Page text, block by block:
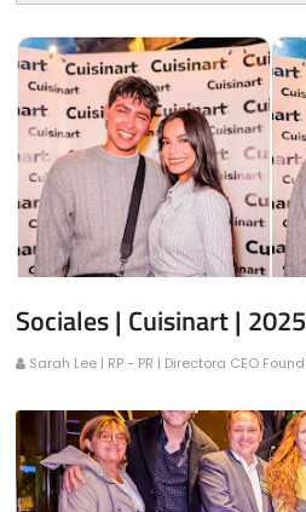
Sociales | Cuisinart | 2025
Sarah Lee | RP - PR | Directora CEO